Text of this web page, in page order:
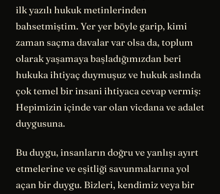
ilk yazılı hukuk metinlerinden
bahsetmiştim. Yer yer böyle garip, kimi
zaman saçma davalar var olsa da, toplum
olarak yaşamaya başladığımızdan beri
hukuka ihtiyaç duymuşuz ve hukuk aslında
çok temel bir insani ihtiyaca cevap vermiş:
Hepimizin içinde var olan vicdana ve adalet
duygusuna.
Bu duygu, insanların doğru ve yanlışı ayırt
etmelerine ve eşitliği savunmalarına yol
açan bir duygu. Bizleri, kendimiz veya bir